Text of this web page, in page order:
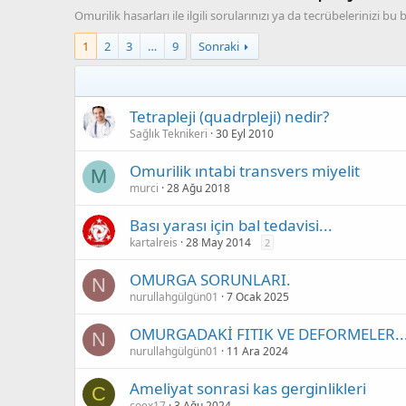
Omurilik hasarları ile ilgili sorularınızı ya da tecrübelerinizi bu
1
2 3 … 9 Sonraki
Tetrapleji (quadrpleji) nedir?
Sağlık Teknikeri 30 Eyl 2010
M Omurilik ıntabi transvers miyelit
murci 28 Ağu 2018
Bası yarası için bal tedavisi...
kartalreis 28 May 2014 2
N OMURGA SORUNLARI.
nurullahgülgün01 7 Ocak 2025
N OMURGADAKİ FITIK VE
nurullahgülgün01 11 Ara 2024
C Ameliyat sonrasi kas gerginlikleri